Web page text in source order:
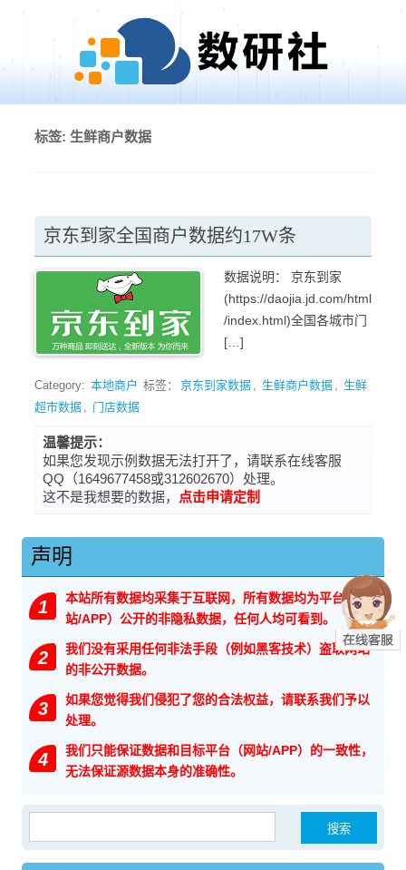
标签: 生鲜商户数据
京东到家全国商户数据约17W条
数据说明： 京东到家
(https://daojia.jd.com/html
/index.html)全国各城市门
[…]
Category: 本地商户 标签： 京东到家数据 , 生鲜商户数据 , 生鲜
超市数据 , 门店数据
温馨提示：
如果您发现示例数据无法打开了，请联系在线客服
QQ（1649677458或312602670）处理。
这不是我想要的数据，
点击申请定制
声明
1
本站所有数据均采集于互联网，所有数据均为平台（网
站/APP）公开的非隐私数据，任何人均可看到。
2
我们没有采用任何非法手段（例如黑客技术）盗取网站
的非公开数据。
3
如果您觉得我们侵犯了您的合法权益，请联系我们予以
处理。
4
我们只能保证数据和目标平台（网站/APP）的一致性，
无法保证源数据本身的准确性。